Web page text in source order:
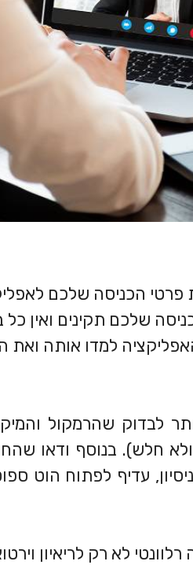
פרטי הכניסה שלכם
שלכם תקינים ואין כל
למדו אותה ואת
לבדוק שהרמקול
חלש). בנוסף ודאו
עדיף לפתוח הוט
רלוונטי לא רק לריאיון